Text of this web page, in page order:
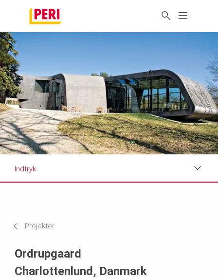
Indtryk
Projekter
Ordrupgaard
Charlottenlund, Danmark